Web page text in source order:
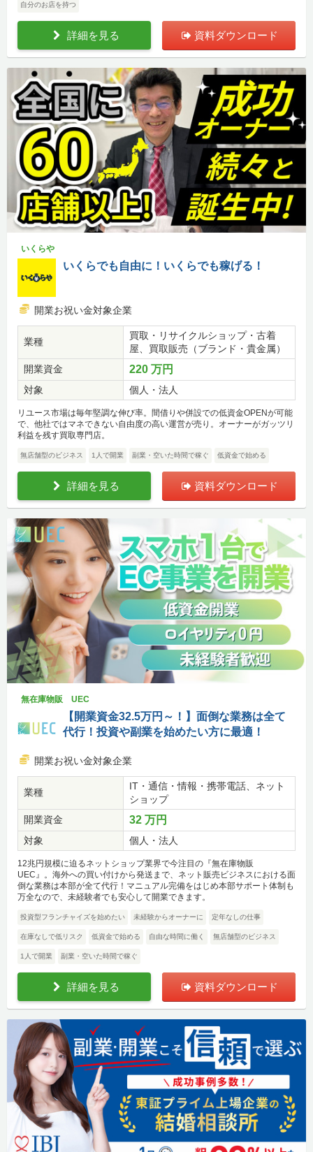
自分のお店を持つ
詳細を見る 資料ダウンロード
いくらや
いくらでも自由に！いくらでも稼げる！
開業お祝い金対象企業
業種
買取・リサイクルショップ・古着
屋、買取販売（ブランド・貴金属）
開業資金
220 万円
対象 個人・法人
リユース市場は毎年堅調な伸び率。間借りや併設での低資金OPENが可能
で、他社ではマネできない自由度の高い運営が売り。オーナーがガッツリ
利益を残す買取専門店。
無店舗型のビジネス 1人で開業 副業・空いた時間で稼ぐ 低資金で始める
詳細を見る 資料ダウンロード
無在庫物販 UEC
【開業資金32.5万円～！】面倒な業務は全て
代行！投資や副業を始めたい方に最適！
開業お祝い金対象企業
業種
IT・通信・情報・携帯電話、ネット
ショップ
開業資金
32 万円
対象 個人・法人
12兆円規模に迫るネットショップ業界で今注目の『無在庫物販
UEC』。海外への買い付けから発送まで、ネット販売ビジネスにおける面
倒な業務は本部が全て代行！マニュアル完備をはじめ本部サポート体制も
万全なので、未経験者でも安心して開業できます。
投資型フランチャイズを始めたい 未経験からオーナーに 定年なしの仕事
在庫なしで低リスク 低資金で始める 自由な時間に働く 無店舗型のビジネス
1人で開業 副業・空いた時間で稼ぐ
詳細を見る 資料ダウンロード